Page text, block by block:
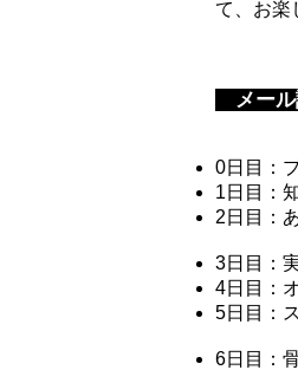
て、お楽
メール
0日目：
1日目：
2日目：
3日目：
4日目：
5日目：
6日目：